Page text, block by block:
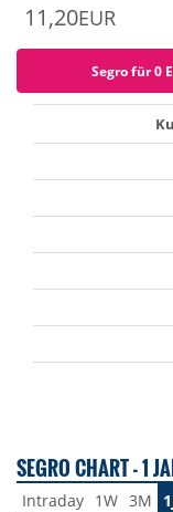
11,20EUR
Segro für 0
SEGRO CHART - 1
Intraday 1W 3M